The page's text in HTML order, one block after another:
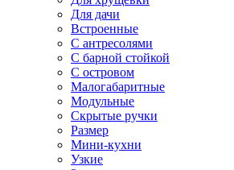
Для дачи
Встроенные
С антресолями
С барной стойкой
С островом
Малогабаритные
Модульные
Скрытые ручки
Размер
Мини-кухни
Узкие